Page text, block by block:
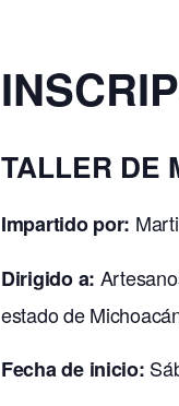
TALLER DE
Impartido por:
Dirigido a:
estado de
Fecha de inicio: